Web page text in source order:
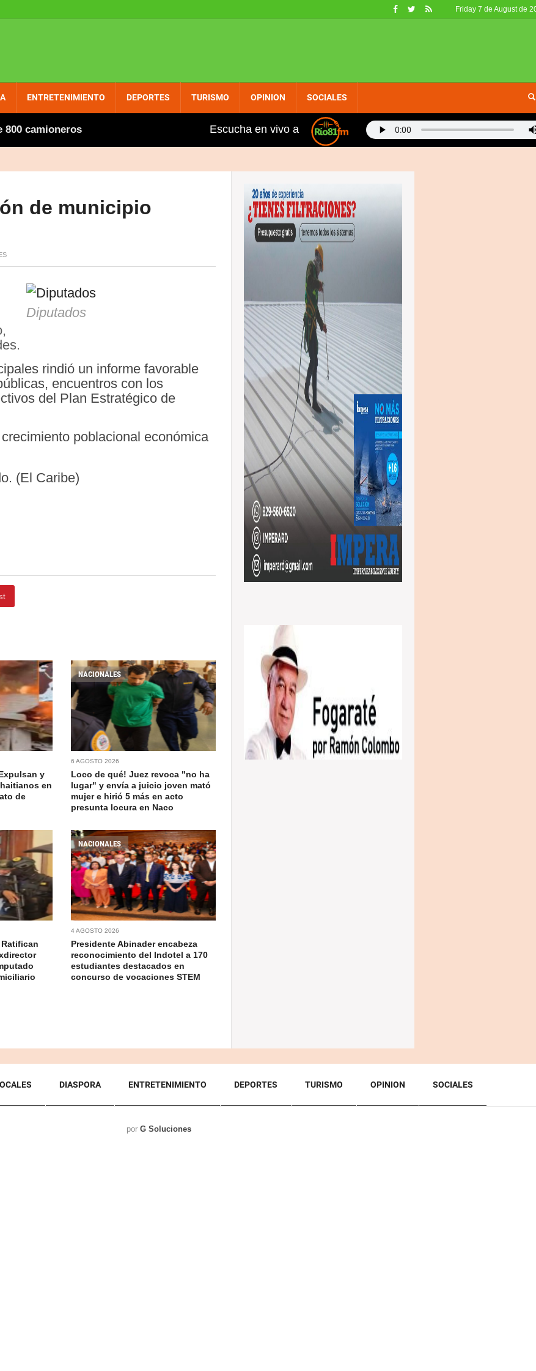
Friday 7 de August de
ENTRETENIMIENTO DEPORTES TURISMO OPINION SOCIALES
camioneros extranjeros, entre ellos varios dominicanos, fueron retirados de circulación en EE. UU. por no
Escucha en vivo a
de municipio
Diputados
rindió un informe favorable
encuentros con los
del Plan Estratégico de
poblacional económica
(El Caribe)
y
en
de
NACIONALES
6 AGOSTO 2026
Loco de qué! Juez revoca "no ha
lugar" y envía a juicio joven mató
mujer e hirió 5 más en acto
presunta locura en Naco
NACIONALES
4 AGOSTO 2026
Presidente Abinader encabeza
reconocimiento del Indotel a 170
estudiantes destacados en
concurso de vocaciones STEM
DIASPORA ENTRETENIMIENTO DEPORTES TURISMO OPINION SOCIALES
por G Soluciones